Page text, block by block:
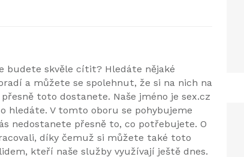
budete skvěle cítit? Hledáte nějaké
a můžete se spolehnut, že si na nich na
toto dostanete. Naše jméno je sex.cz
hledáte. V tomto oboru se pohybujeme
nedostanete přesně to, co potřebujete. O
díky čemuž si můžete také toto
kteří naše služby využívají ještě dnes.